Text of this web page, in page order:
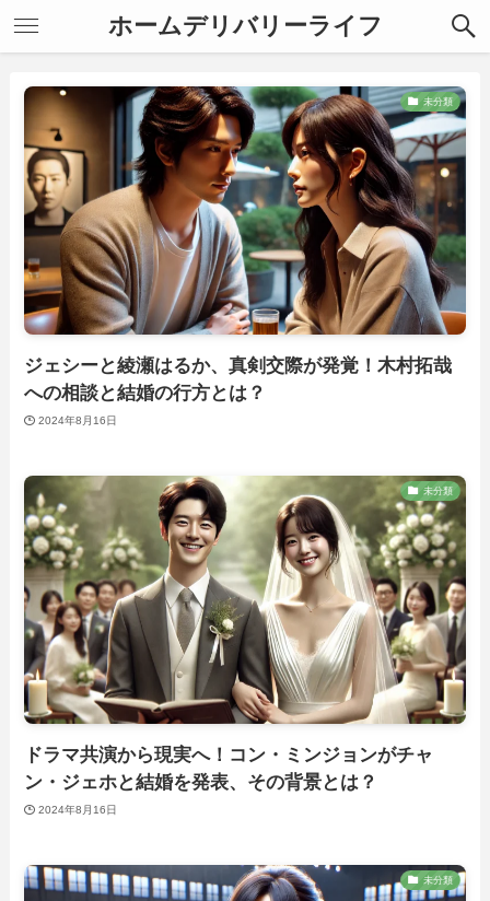
ホームデリバリーライフ
未分類
ジェシーと綾瀬はるか、真剣交際が発覚！木村拓哉
への相談と結婚の行方とは？
2024年8月16日
未分類
ドラマ共演から現実へ！コン・ミンジョンがチャ
ン・ジェホと結婚を発表、その背景とは？
2024年8月16日
未分類